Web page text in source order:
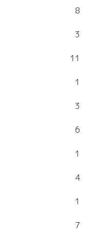
8
3
11
1
3
6
1
4
1
7